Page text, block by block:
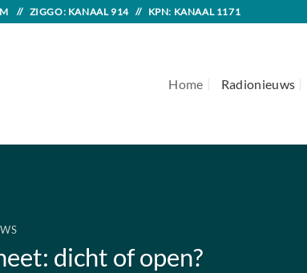
// ZIGGO: KANAAL 914 // KPN: KANAAL 1171
Home Radionieuws
dicht of open?